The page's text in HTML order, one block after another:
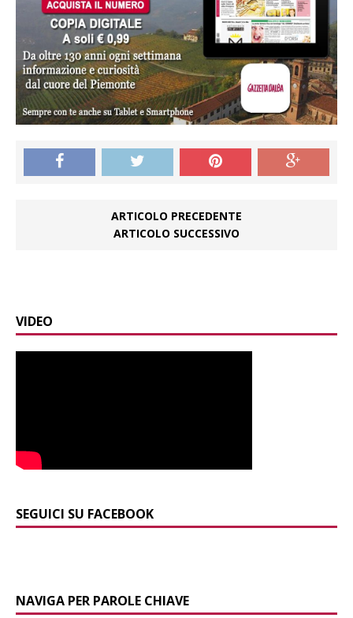
ARTICOLO PRECEDENTE
ARTICOLO SUCCESSIVO
VIDEO
SEGUICI SU FACEBOOK
NAVIGA PER PAROLE CHIAVE